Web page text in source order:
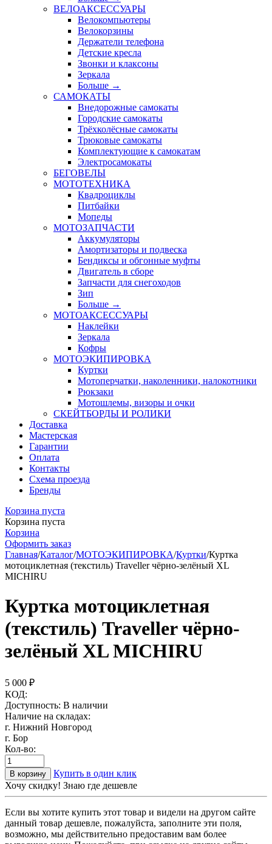
ВЕЛОАКСЕССУАРЫ
Велокомпьютеры
Велокорзины
Держатели телефона
Детские кресла
Звонки и клаксоны
Зеркала
Больше →
САМОКАТЫ
Внедорожные самокаты
Городские самокаты
Трёхколёсные самокаты
Трюковые самокаты
Комплектующие к самокатам
Электросамокаты
БЕГОВЕЛЫ
МОТОТЕХНИКА
Квадроциклы
Питбайки
Мопеды
МОТОЗАПЧАСТИ
Аккумуляторы
Амортизаторы и подвеска
Бендиксы и обгонные муфты
Двигатель в сборе
Запчасти для снегоходов
Зип
Больше →
МОТОАКСЕССУАРЫ
Наклейки
Зеркала
Кофры
МОТОЭКИПИРОВКА
Куртки
Мотоперчатки, наколенники, налокотники
Рюкзаки
Мотошлемы, визоры и очки
СКЕЙТБОРДЫ И РОЛИКИ
Доставка
Мастерская
Гарантии
Оплата
Контакты
Схема проезда
Бренды
Корзина пуста
Корзина пуста
Корзина
Оформить заказ
Главная/Каталог/МОТОЭКИПИРОВКА/Куртки/Куртка
мотоциклетная (текстиль) Traveller чёрно-зелёный XL
MICHIRU
Куртка мотоциклетная
(текстиль) Traveller чёрно-
зелёный XL MICHIRU
5 000 ₽
КОД:
Доступность: В наличии
Наличие на складах:
г. Нижний Новгород
г. Бор
Кол-во:
В корзину
Купить в один клик
Хочу скидку! Знаю где дешевле
Если вы хотите купить этот товар и видели на другом сайте
данный товар дешевле, пожалуйста, заполните эти поля,
возможно, мы действительно предоставим вам более